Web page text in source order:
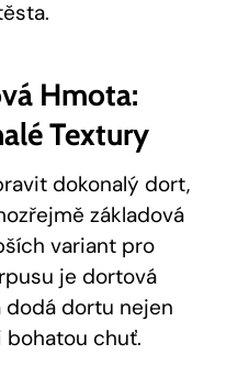
Hmota:
⁣textury
dokonalý dort,
základová
⁣variant pro
je⁢ dortová
dodá dortu nejen
bohatou chuť.